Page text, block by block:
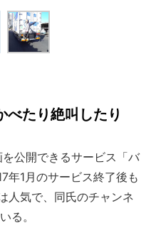
べたり絶叫したり
公開できるサービス「バ
年1月のサービス終了後も
人気で、同氏のチャンネ
る。